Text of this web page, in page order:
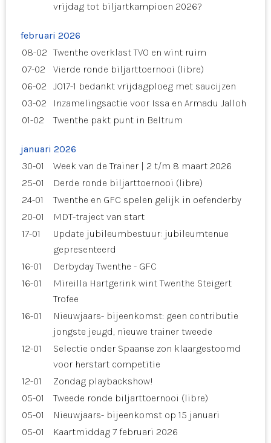
vrijdag tot biljartkampioen 2026?
februari 2026
08-02 Twenthe overklast TVO en wint ruim
07-02
Vierde ronde biljarttoernooi (libre)
06-02
JO17-1 bedankt vrijdagploeg met saucijzen
03-02
Inzamelingsactie voor Issa en Armadu Jalloh
01-02
Twenthe pakt punt in Beltrum
januari 2026
30-01
Week van de Trainer | 2 t/m 8 maart 2026
25-01
Derde ronde biljarttoernooi (libre)
24-01
Twenthe en GFC spelen gelijk in oefenderby
20-01
MDT-traject van start
17-01
Update jubileumbestuur: jubileumtenue
gepresenteerd
16-01
Derbyday Twenthe - GFC
16-01
Mireilla Hartgerink wint Twenthe Steigert
Trofee
16-01
Nieuwjaars- bijeenkomst: geen contributie
jongste jeugd, nieuwe trainer tweede
12-01
Selectie onder Spaanse zon klaargestoomd
voor herstart competitie
12-01
Zondag playbackshow!
05-01
Tweede ronde biljarttoernooi (libre)
05-01
Nieuwjaars- bijeenkomst op 15 januari
05-01
Kaartmiddag 7 februari 2026